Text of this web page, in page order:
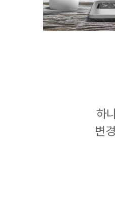
하
변